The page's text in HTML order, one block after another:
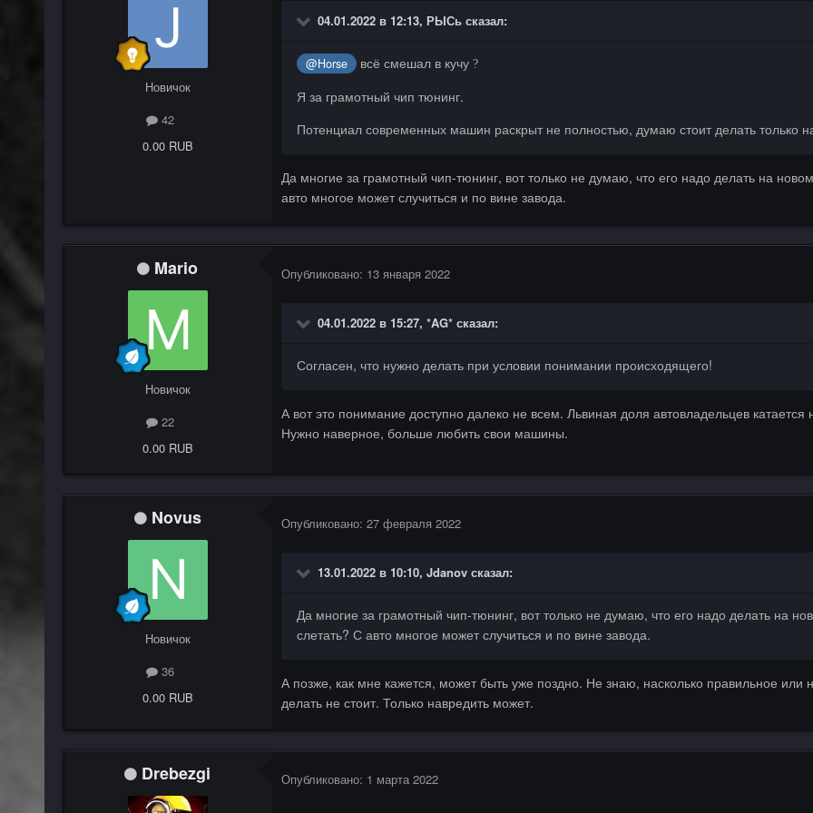
Новичок
42
0.00 RUB
04.01.2022 в 12:13, РЫСьсказал:
@Horse всё смешал в кучу ?
Я за грамотный чип тюнинг.
Потенциал современных машин раскрыт не полностью, думаю стоит делать
Да многие за грамотный чип-тюнинг, вот только не думаю, что его надо делать на
авто многое может случиться и по вине завода.
Mario
Новичок
22
0.00 RUB
Опубликовано: 13 января 2022
04.01.2022 в 15:27, *AG*сказал:
Согласен, что нужно делать при условии понимании происходящего!
А вот это понимание доступно далеко не всем. Львиная доля автовладельцев катается
Нужно наверное, больше любить свои машины.
Novus
Новичок
36
0.00 RUB
Опубликовано: 27 февраля 2022
13.01.2022 в 10:10, Jdanovсказал:
Да многие за грамотный чип-тюнинг, вот только не думаю, что его надо делать на
слетать? С авто многое может случиться и по вине завода.
А позже, как мне кажется, может быть уже поздно. Не знаю, насколько правильное
делать не стоит. Только навредить может.
Drebezgi Опубликовано: 1 марта 2022